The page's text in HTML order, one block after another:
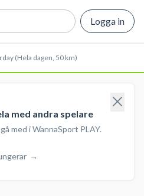
Logga in
(Hela dagen, 50 km)
med andra spelare
med i WannaSport PLAY.
→